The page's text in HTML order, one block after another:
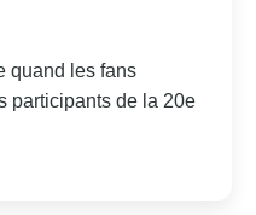
quand les fans
participants de la 20e